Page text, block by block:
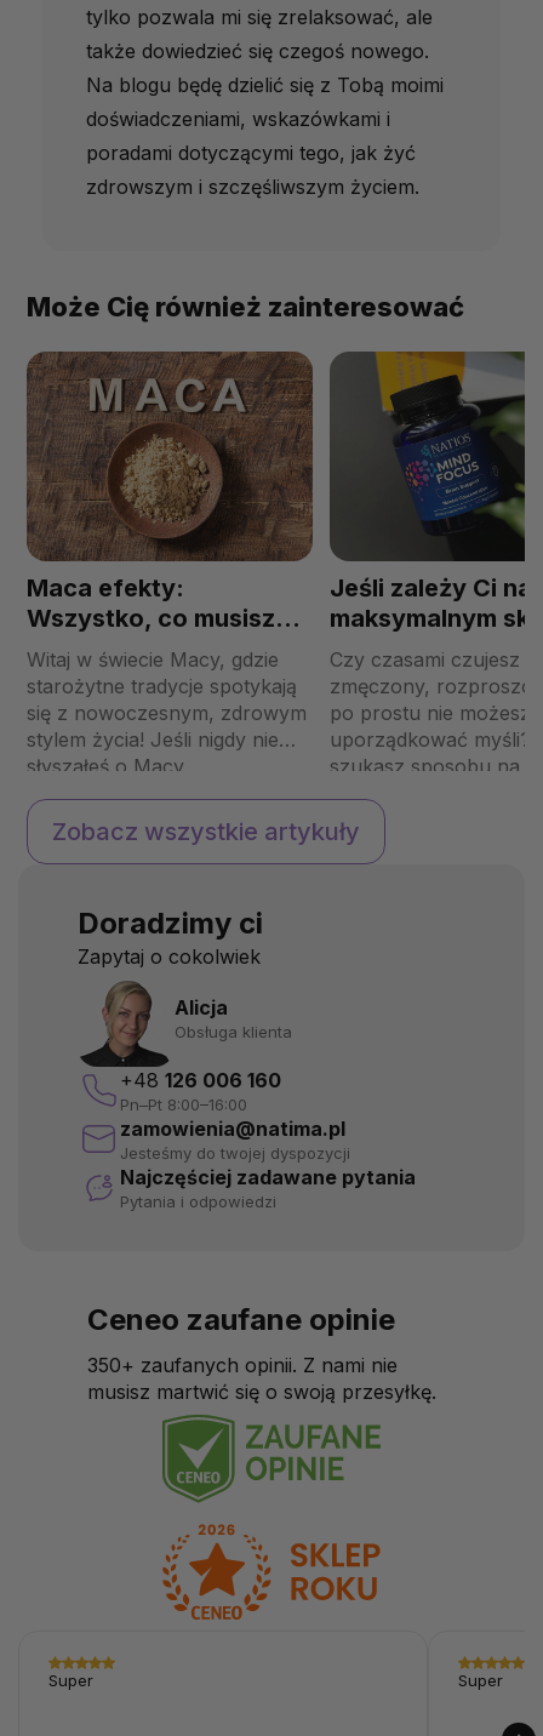
tylko pozwala mi się zrelaksować, ale
także dowiedzieć się czegoś nowego.
Na blogu będę dzielić się z Tobą moimi
doświadczeniami, wskazówkami i
poradami dotyczącymi tego, jak żyć
zdrowszym i szczęśliwszym życiem.
Może Cię również zainteresować
Maca efekty:
Wszystko, co musisz
wiedzieć
Witaj w świecie Macy, gdzie
starożytne tradycje spotykają
się z nowoczesnym, zdrowym
stylem życia! Jeśli nigdy nie
słyszałeś o Macy
peruwiańskiej, czeka was wiele
ciekawych odkryć. Ten
superfood z Dalekich And
swoje niesamowite działanie na
ludzkie zdrowie. Bez względu
na to, czy chcesz poprawić
Jeśli zależy Ci na
maksymalnym
i koncentracji
nauki, wybierz
Mind Focus!
Czy czasami czujesz
zmęczony,
po prostu nie możesz
uporządkować myśli?
szukasz sposobu na
zwiększenie
poprawę pamięci i
wydajności
Zobacz wszystkie artykuły
Doradzimy ci
Zapytaj o cokolwiek
Alicja
Obsługa klienta
+48 126 006 160
Pn–Pt 8:00–16:00
zamowienia@natima.pl
Jesteśmy do twojej dyspozycji
Najczęściej zadawane pytania
Pytania i odpowiedzi
Ceneo zaufane opinie
350+ zaufanych opinii. Z nami nie
musisz martwić się o swoją przesyłkę.
Super Super